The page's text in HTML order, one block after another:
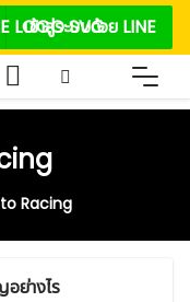
เข้าสู่ระบบด้วย LINE
Racing
อย่างไร